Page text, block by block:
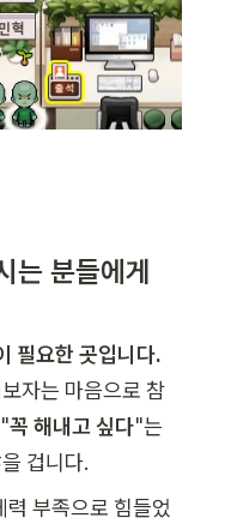
는 분들에게
자는 마음으로 참
꼭 해내고 싶다"는
겁니다.
부족으로 힘들었